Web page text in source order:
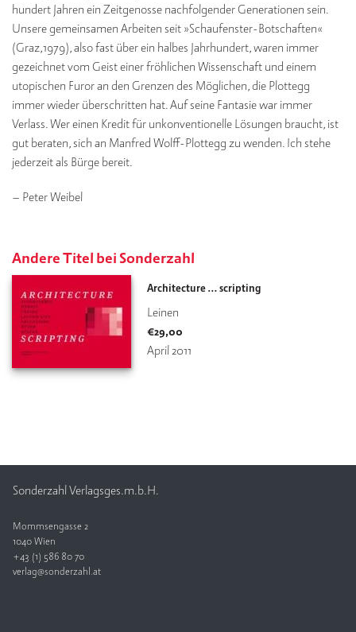
hundert Jahren ein Zeitgenosse nachfolgender Generationen sein.
Unsere gemeinsamen Arbeiten seit »Schaufenster-Botschaften«
(Graz,1979), also fast über ein halbes Jahrhundert, waren immer
gezeichnet vom Geist einer fröhlichen Wissenschaft und einem
utopischen Furor an den Grenzen des Möglichen, die Plottegg
immer wieder überschritten hat. Auf seine Fantasie war immer
Verlass. Wer einen Kredit für unkonventionelle Lösungen braucht, ist
gut beraten, sich an Manfred Wolff-Plottegg zu wenden. Ich stehe
jederzeit als Bürge bereit.
– Peter Weibel
Andere Titel bei Sonderzahl
Architecture … scripting
Leinen
€29,00
April 2011
Sonderzahl Verlagsges.m.b.H.
Mommsengasse 2
1040 Wien
+43 (1) 586 80 70
verlag@sonderzahl.at